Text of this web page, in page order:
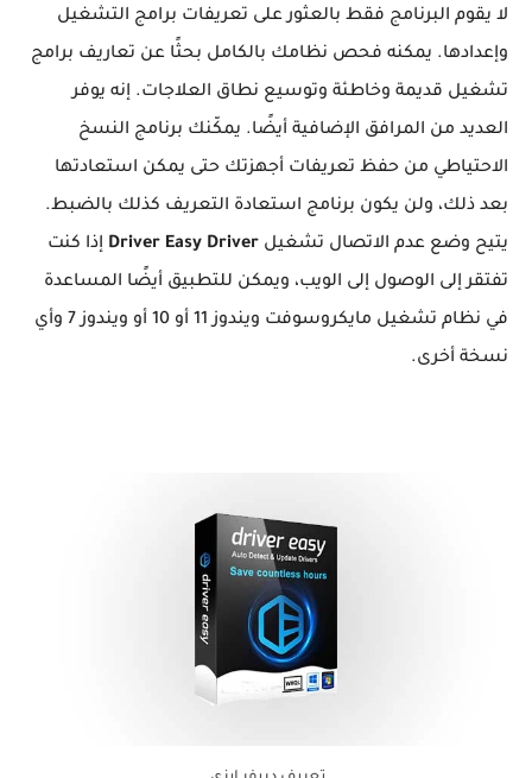
لا يقوم البرنامج فقط بالعثور على تعريفات برامج التشغيل
وإعدادها. يمكنه فحص نظامك بالكامل بحثًا عن تعاريف برامج
تشغيل قديمة وخاطئة وتوسيع نطاق العلاجات. إنه يوفر
العديد من المرافق الإضافية أيضًا. يمكّنك برنامج النسخ
الاحتياطي من حفظ تعريفات أجهزتك حتى يمكن استعادتها
بعد ذلك، ولن يكون برنامج استعادة التعريف كذلك بالضبط.
يتيح وضع عدم الاتصال تشغيل Driver Easy Driver إذا كنت
تفتقر إلى الوصول إلى الويب، ويمكن للتطبيق أيضًا المساعدة
في نظام تشغيل مايكروسوفت ويندوز 11 أو 10 أو ويندوز 7 وأي
نسخة أخرى.